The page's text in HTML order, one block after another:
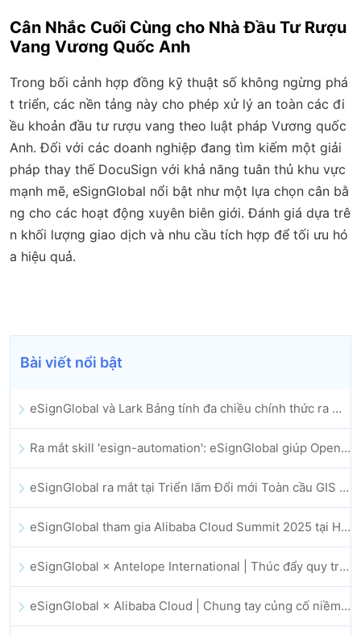
Cân Nhắc Cuối Cùng cho Nhà Đầu Tư Rượu
Vang Vương Quốc Anh
Trong bối cảnh hợp đồng kỹ thuật số không ngừng phá
t triển, các nền tảng này cho phép xử lý an toàn các đi
ều khoản đầu tư rượu vang theo luật pháp Vương quốc
Anh. Đối với các doanh nghiệp đang tìm kiếm một giải
pháp thay thế DocuSign với khả năng tuân thủ khu vực
mạnh mẽ, eSignGlobal nổi bật như một lựa chọn cân bằ
ng cho các hoạt động xuyên biên giới. Đánh giá dựa trê
n khối lượng giao dịch và nhu cầu tích hợp để tối ưu hó
a hiệu quả.
Bài viết nổi bật
eSignGlobal và Lark Bảng tính đa chiều chính thức ra mắt: Tự động hóa toàn bộ quy trình ký kết và lưu trữ hợp đồng điện tử
Ra mắt skill 'esign-automation': eSignGlobal giúp OpenClaw triển khai chữ ký điện tử tự động
eSignGlobal ra mắt tại Triển lãm Đổi mới Toàn cầu GIS 2025
eSignGlobal tham gia Alibaba Cloud Summit 2025 tại Hong Kong, thúc đẩy đổi mới đám mây do AI dẫn dắt và niềm tin số
eSignGlobal × Antelope International | Thúc đẩy quy trình làm việc số an toàn và vận hành bởi AI
eSignGlobal × Alibaba Cloud | Chung tay củng cố niềm tin số toàn cầu cho lĩnh vực fintech